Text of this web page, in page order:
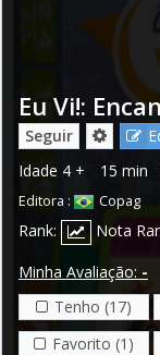
Eu Vi!:
Seguir
Idade 4 + 15 min
Editora : Copag
Rank: Nota
Minha Avaliação: -
Tenho (17)
Favorito (1)